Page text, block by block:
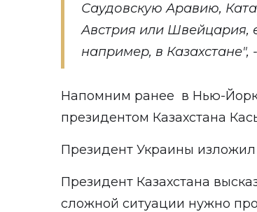
Саудовскую Аравию,
Австрия или Швейцария,
например, в Казахстане",
Напомним ранее в Нью-
президентом Казахстана
Президент Украины
Президент Казахстана
сложной ситуации нужно